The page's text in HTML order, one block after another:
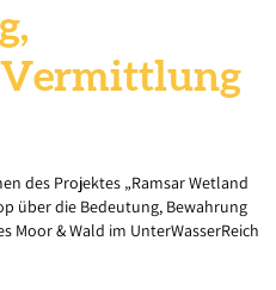
des Projektes „Ramsar Wetland
über die Bedeutung, Bewahrung
Moor & Wald im UnterWasserReich